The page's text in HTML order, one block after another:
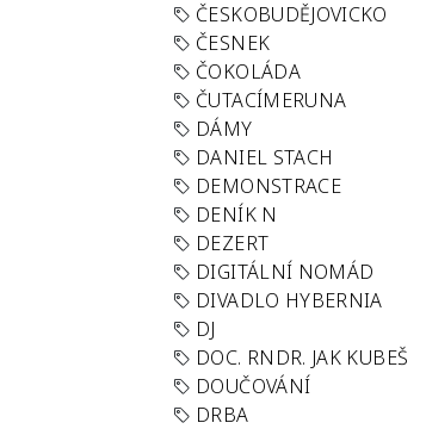
ČESKOBUDĚJOVICKO
ČESNEK
ČOKOLÁDA
ČUTACÍMERUNA
DÁMY
DANIEL STACH
DEMONSTRACE
DENÍK N
DEZERT
DIGITÁLNÍ NOMÁD
DIVADLO HYBERNIA
DJ
DOC. RNDR. JAK KUBEŠ
DOUČOVÁNÍ
DRBA